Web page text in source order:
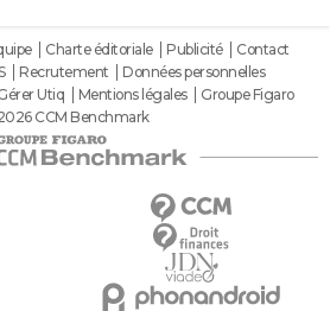
Charte éditoriale Publicité
Contact
Recrutement
Données personnelles
Utiq Mentions légales
Groupe Figaro
CCM Benchmark